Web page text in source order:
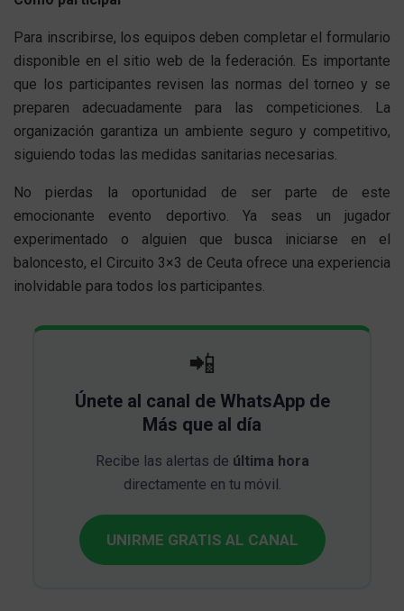
Para inscribirse, los equipos deben completar el formulario
disponible en el sitio web de la federación. Es importante
que los participantes revisen las normas del torneo y se
preparen adecuadamente para las competiciones. La
organización garantiza un ambiente seguro y competitivo,
siguiendo todas las medidas sanitarias necesarias.
No pierdas la oportunidad de ser parte de este
emocionante evento deportivo. Ya seas un jugador
experimentado o alguien que busca iniciarse en el
baloncesto, el Circuito 3×3 de Ceuta ofrece una experiencia
inolvidable para todos los participantes.
📲
Únete al canal de WhatsApp de
Más que al día
Recibe las alertas de última hora
directamente en tu móvil.
UNIRME GRATIS AL CANAL